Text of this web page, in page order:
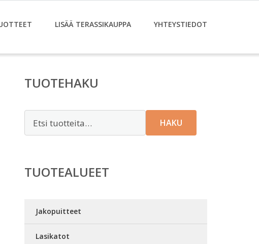
LISÄÄ TERASSIKAUPPA YHTEYSTIEDOT
TUOTEHAKU
HAKU
TUOTEALUEET
Jakopuitteet
Lasikatot